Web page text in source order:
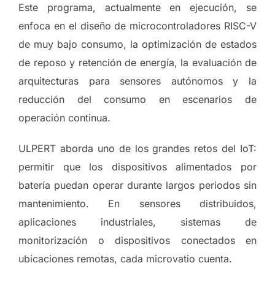
Este programa, actualmente en ejecución, se
enfoca en el diseño de microcontroladores RISC-V
de muy bajo consumo, la optimización de estados
de reposo y retención de energía, la evaluación de
arquitecturas para sensores autónomos y la
reducción del consumo en escenarios de
operación continua.
ULPERT aborda uno de los grandes retos del IoT:
permitir que los dispositivos alimentados por
batería puedan operar durante largos periodos sin
mantenimiento. En sensores distribuidos,
aplicaciones industriales, sistemas de
monitorización o dispositivos conectados en
ubicaciones remotas, cada microvatio cuenta.